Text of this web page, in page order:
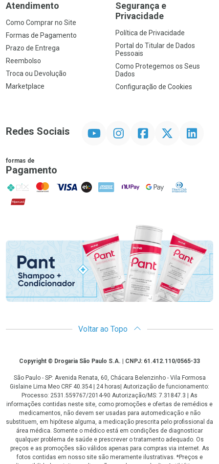
Atendimento
Como Comprar no Site
Formas de Pagamento
Prazo de Entrega
Reembolso
Troca ou Devolução
Marketplace
Segurança e
Privacidade
Política de Privacidade
Portal do Titular de Dados
Pessoais
Como Protegemos os Seus
Dados
Configuração de Cookies
Redes Sociais InstagramFacebookTwitter Linkedin
formas de
Pagamento
PIX MasterCard
VISA ELO AMEX NuPay Google PayDiners Club
Hipercard
Promoção em Destaque
Voltar ao Topo
CopyrightCopyright © Drogaria São Paulo S.A. | CNPJ: 61.412.110/0565-33
São Paulo - SP: Avenida Renata, 60, Chácara Belenzinho - Vila Formosa
Gislaine Lima Meo CRF 40.354 | 24 horas| Autorização de funcionamento:
Processo: 2531.559767/2014-90 Autorização/MS: 7.31847.3 | As
informações contidas neste site, como promoções e ofertas de remédios e
medicamentos, não devem ser usadas para automedicação e não
substituem, em hipótese alguma, a medicação prescrita pelo profissional da
área médica. Somente o médico está em condições de diagnosticar
qualquer problema de saúde e prescrever o tratamento adequado. Os
preços e as promoções são válidos apenas para compras via internet. As
fotos contidas em nosso site são meramente ilustrativas. *Preços e